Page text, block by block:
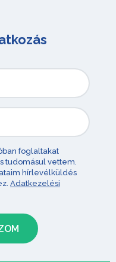
foglaltakat
tudomásul vettem.
hírlevélküldés
Adatkezelési